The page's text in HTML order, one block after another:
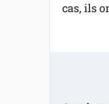
cas, ils